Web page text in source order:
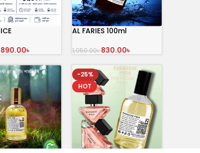
890.00৳
অর্ডার করুন
AL FARIES 100ml
1,050.00৳830.00৳
অর্ডার করুন
-25%
HOT